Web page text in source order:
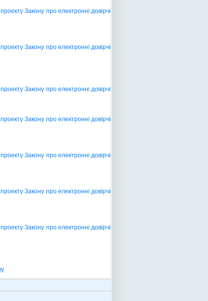
Закону про електронні довірчі
Закону про електронні довірчі
Закону про електронні довірчі
Закону про електронні довірчі
Закону про електронні довірчі
Закону про електронні довірчі
Закону про електронні довірчі